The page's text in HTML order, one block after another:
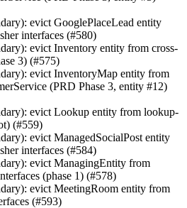
evict GooglePlaceLead entity
interfaces (#580)
evict Inventory entity from cross-
3) (#575)
evict InventoryMap entity from
(PRD Phase 3, entity #12)
evict Lookup entity from lookup-
(#559)
evict ManagedSocialPost entity
interfaces (#584)
evict ManagingEntity from
(phase 1) (#578)
evict MeetingRoom entity from
(#593)